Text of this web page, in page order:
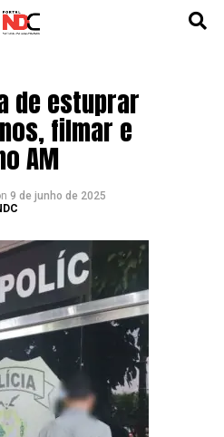
de estuprar
filmar e
AM
9 de junho de 2025